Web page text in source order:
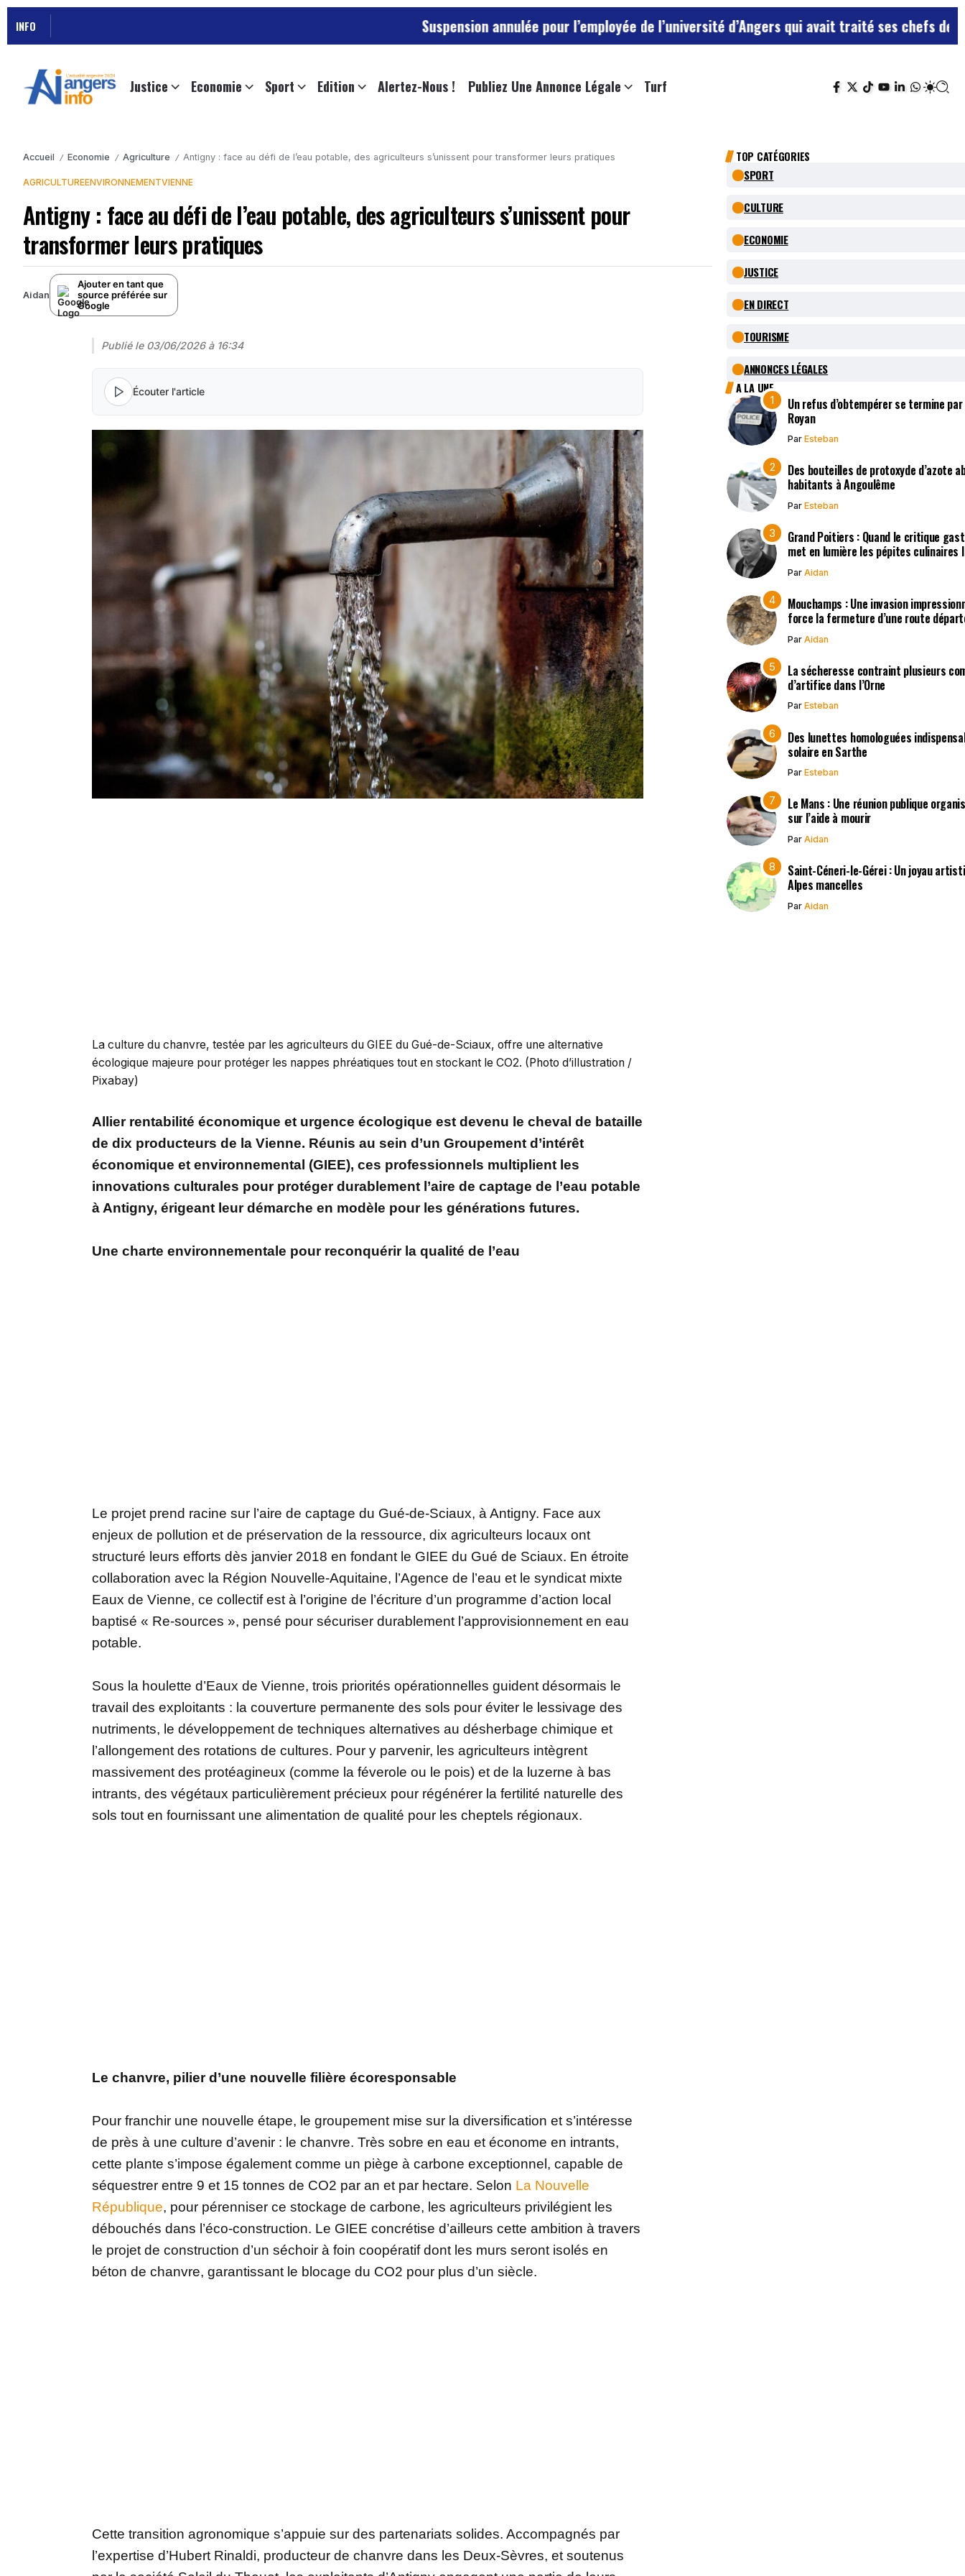
INFO Suspension annulée pour l’employée de l’université d’Angers qui avait traité ses chefs de “chiens”Le
Justice Economie Sport Edition Alertez-Nous ! Publiez Une Annonce Légale Turf
Accueil / Economie / Agriculture / Antigny : face au défi de l’eau potable, des agriculteurs s’unissent pour transformer leurs pratiques
AGRICULTUREENVIRONNEMENTVIENNE
Antigny : face au défi de l’eau potable, des agriculteurs s’unissent pour
transformer leurs pratiques
Aidan
Ajouter en tant que
source préférée sur
Google
Publié le 03/06/2026 à 16:34
Écouter l'article
La culture du chanvre, testée par les agriculteurs du GIEE du Gué-de-Sciaux, offre une alternative
écologique majeure pour protéger les nappes phréatiques tout en stockant le CO2. (Photo d’illustration /
Pixabay)
Allier rentabilité économique et urgence écologique est devenu le cheval de bataille
de dix producteurs de la Vienne. Réunis au sein d’un Groupement d’intérêt
économique et environnemental (GIEE), ces professionnels multiplient les
innovations culturales pour protéger durablement l’aire de captage de l’eau potable
à Antigny, érigeant leur démarche en modèle pour les générations futures.
Une charte environnementale pour reconquérir la qualité de l’eau
Le projet prend racine sur l’aire de captage du Gué-de-Sciaux, à Antigny. Face aux
enjeux de pollution et de préservation de la ressource, dix agriculteurs locaux ont
structuré leurs efforts dès janvier 2018 en fondant le GIEE du Gué de Sciaux. En étroite
collaboration avec la Région Nouvelle-Aquitaine, l’Agence de l’eau et le syndicat mixte
Eaux de Vienne, ce collectif est à l’origine de l’écriture d’un programme d’action local
baptisé « Re-sources », pensé pour sécuriser durablement l’approvisionnement en eau
potable.
Sous la houlette d’Eaux de Vienne, trois priorités opérationnelles guident désormais le
travail des exploitants : la couverture permanente des sols pour éviter le lessivage des
nutriments, le développement de techniques alternatives au désherbage chimique et
l’allongement des rotations de cultures. Pour y parvenir, les agriculteurs intègrent
massivement des protéagineux (comme la féverole ou le pois) et de la luzerne à bas
intrants, des végétaux particulièrement précieux pour régénérer la fertilité naturelle des
sols tout en fournissant une alimentation de qualité pour les cheptels régionaux.
Le chanvre, pilier d’une nouvelle filière écoresponsable
Pour franchir une nouvelle étape, le groupement mise sur la diversification et s’intéresse
de près à une culture d’avenir : le chanvre. Très sobre en eau et économe en intrants,
cette plante s’impose également comme un piège à carbone exceptionnel, capable de
séquestrer entre 9 et 15 tonnes de CO2 par an et par hectare. Selon La Nouvelle
République, pour pérenniser ce stockage de carbone, les agriculteurs privilégient les
débouchés dans l’éco-construction. Le GIEE concrétise d’ailleurs cette ambition à travers
le projet de construction d’un séchoir à foin coopératif dont les murs seront isolés en
béton de chanvre, garantissant le blocage du CO2 pour plus d’un siècle.
Cette transition agronomique s’appuie sur des partenariats solides. Accompagnés par
l’expertise d’Hubert Rinaldi, producteur de chanvre dans les Deux-Sèvres, et soutenus
TOP CATÉGORIES
SPORT
CULTURE
ECONOMIE
JUSTICE
EN DIRECT
TOURISME
ANNONCES LÉGALES
A LA UNE
Un refus d’obtempérer se termine
Royan
Par Esteban
Des bouteilles de protoxyde d’azote
habitants à Angoulême
Par Esteban
Grand Poitiers : Quand le critique
met en lumière les pépites culinaires
Par Aidan
Mouchamps : Une invasion
force la fermeture d’une route
Par Aidan
La sécheresse contraint plusieurs
d’artifice dans l’Orne
Par Esteban
Des lunettes homologuées
solaire en Sarthe
Par Esteban
Le Mans : Une réunion publique
sur l’aide à mourir
Par Aidan
Saint-Céneri-le-Gérei : Un joyau
Alpes mancelles
Par Aidan